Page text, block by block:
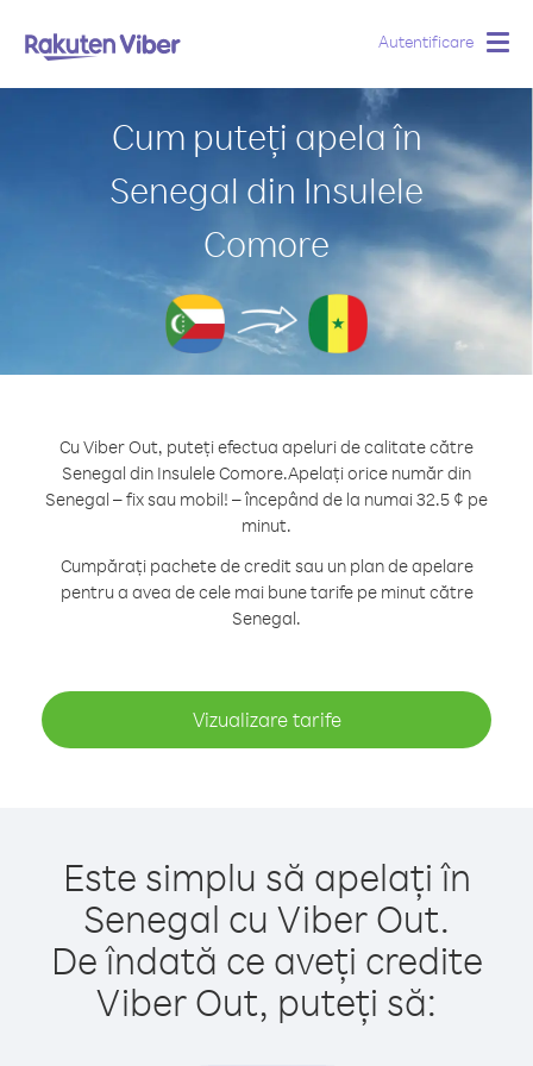
Autentificare
Cum puteți apela în
Senegal din Insulele
Comore
Cu Viber Out, puteți efectua apeluri de calitate către
Senegal din Insulele Comore.Apelați orice număr din
Senegal – fix sau mobil! – începând de la numai 32.5 ¢ pe
minut.
Cumpărați pachete de credit sau un plan de apelare
pentru a avea de cele mai bune tarife pe minut către
Senegal.
Vizualizare tarife
Este simplu să apelați în
Senegal cu Viber Out.
De îndată ce aveți credite
Viber Out, puteți să: